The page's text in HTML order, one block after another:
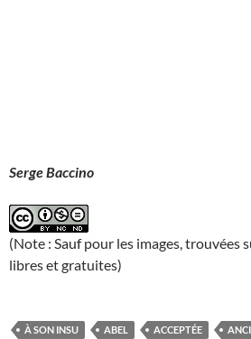
Serge Baccino
(Note : Sauf pour les images, trouvées
libres et gratuites)
À SON INSU ABEL ACCEPTÉE